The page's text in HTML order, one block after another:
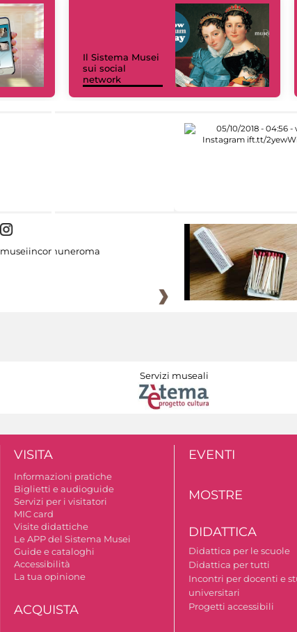
Il Sistema Musei
sui social
network
museiincomuneroma
Servizi museali
VISITA
Informazioni pratiche
Biglietti e audioguide
Servizi per i visitatori
MIC card
Visite didattiche
Le APP del Sistema Musei
Guide e cataloghi
Accessibilità
La tua opinione
ACQUISTA
EVENTI
MOSTRE
DIDATTICA
Didattica per le scuole
Didattica per tutti
Incontri per docenti e
universitari
Progetti accessibili